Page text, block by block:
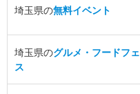
埼玉県の無料イベント
埼玉県のグルメ・フードフェ
ス